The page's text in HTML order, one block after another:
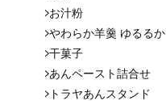
お汁粉
やわらか羊羹 ゆるるか
干菓子
あんペースト詰合せ
トラヤあんスタンド